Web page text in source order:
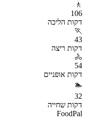
🚶
106
דקות הליכה
🏃
43
דקות ריצה
🚴
54
דקות אופניים
🏊
32
דקות שחייה
FoodPal